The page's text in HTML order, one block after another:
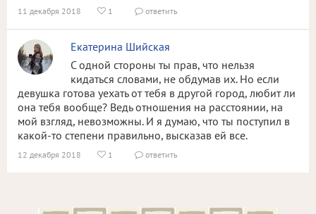
11 декабря 2018  1  ответить
Екатерина Шийская
С одной стороны ты прав, что нельзя
кидаться словами, не обдумав их. Но если
девушка готова уехать от тебя в другой город, любит ли
она тебя вообще? Ведь отношения на расстоянии, на
мой взгляд, невозможны. И я думаю, что ты поступил в
какой-то степени правильно, высказав ей все.
12 декабря 2018  1  ответить